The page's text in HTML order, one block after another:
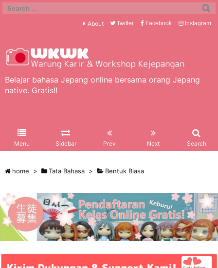
Belajar bahasa Jepang online bersama orang Jepang
native. Gratis!!
Menu Sidebar Prev Next Search
About Twitter Facebook Instagram
home > Tata Bahasa > Bentuk Biasa